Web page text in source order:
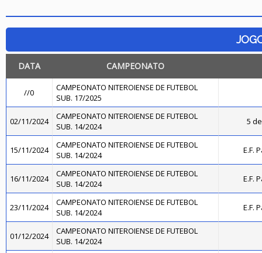
DATA CAMPEONATO
//0
CAMPEONATO NITEROIENSE DE FUTEBOL
SUB. 17/2025
02/11/2024
CAMPEONATO NITEROIENSE DE FUTEBOL
SUB. 14/2024
5
15/11/2024
CAMPEONATO NITEROIENSE DE FUTEBOL
SUB. 14/2024
E.F.
16/11/2024
CAMPEONATO NITEROIENSE DE FUTEBOL
SUB. 14/2024
E.F.
23/11/2024
CAMPEONATO NITEROIENSE DE FUTEBOL
SUB. 14/2024
E.F.
01/12/2024
CAMPEONATO NITEROIENSE DE FUTEBOL
SUB. 14/2024